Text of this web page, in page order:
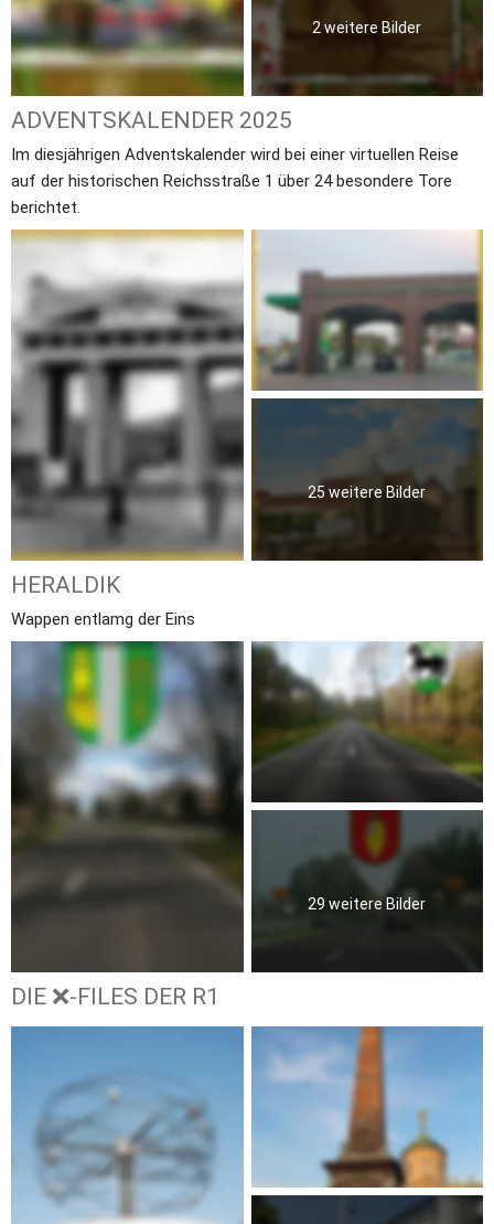
2 weitere Bilder
ADVENTSKALENDER 2025
Im diesjährigen Adventskalender wird bei einer virtuellen Reise
auf der historischen Reichsstraße 1 über 24 besondere Tore
berichtet.
25 weitere Bilder
HERALDIK
Wappen entlamg der Eins
29 weitere Bilder
DIE ❌-FILES DER R1